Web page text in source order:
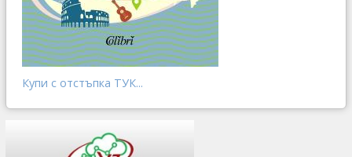
Купи с отстъпка ТУК...